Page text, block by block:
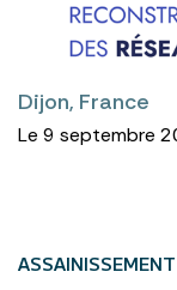
Dijon, France
Le 9 septembre
ASSAINISSEMENT